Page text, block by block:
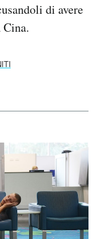
di avere